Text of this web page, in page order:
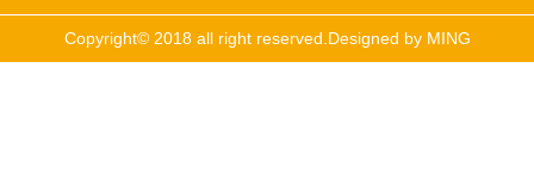
Copyright© 2018 all right reserved.Designed by MING